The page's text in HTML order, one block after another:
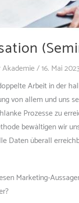
/16. Mai
Arbeit in der
von allem und uns
Prozesse zu
bewältigen wir
Daten überall
Marketing-